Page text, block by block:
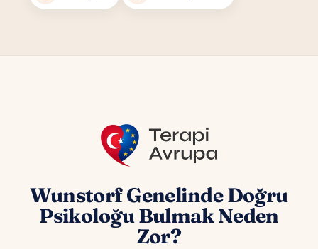
Wunstorf Genelinde Doğru
Psikoloğu Bulmak Neden
Zor?